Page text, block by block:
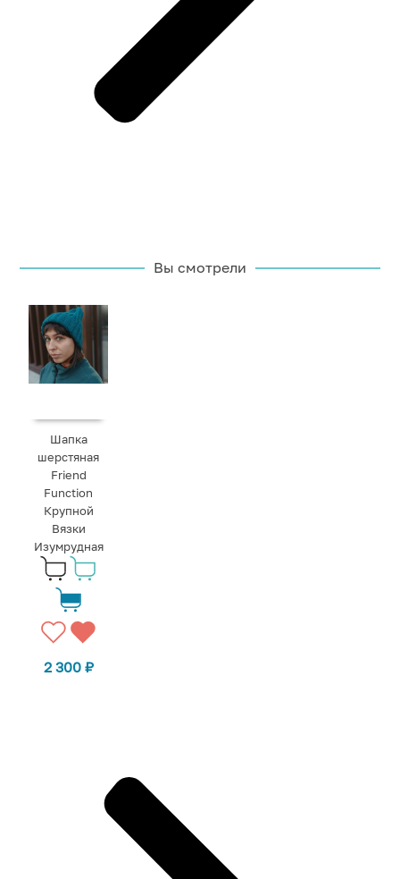
Вы смотрели
Шапка
шерстяная
Friend
Function
Крупной
Вязки
Изумрудная
2 300 ₽